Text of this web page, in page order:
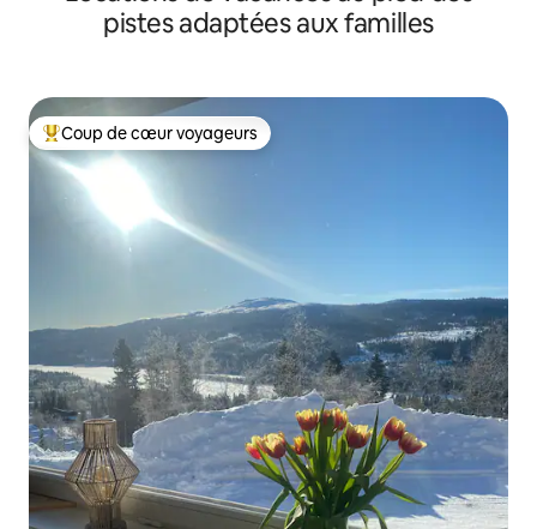
pistes adaptées aux familles
Coups de cœur voyageurs les plus appréciés
Coup de cœur voyageurs